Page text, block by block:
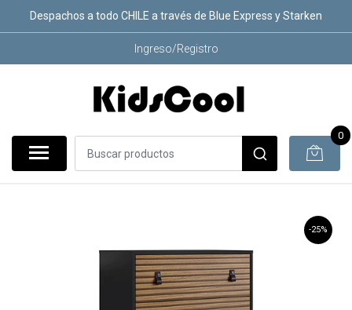
Despachos a todo CHILE a través de Blue Express y Starken
Ingreso/Registro
0
-25%